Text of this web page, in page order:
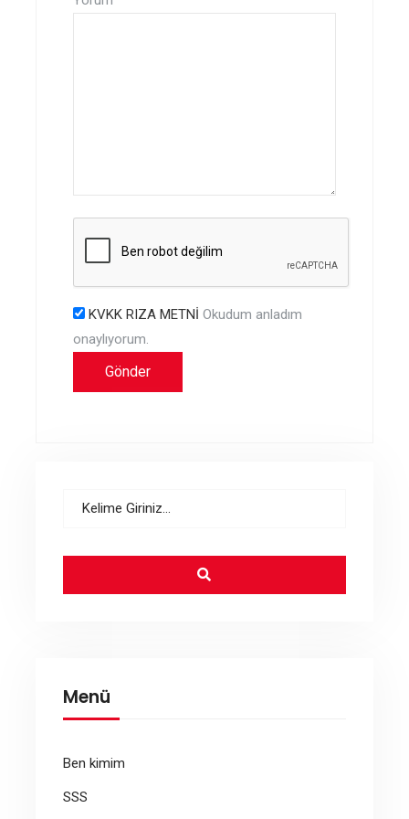
KVKK RIZA METNİ Okudum anladım
onaylıyorum.
Menü
Ben kimim
SSS